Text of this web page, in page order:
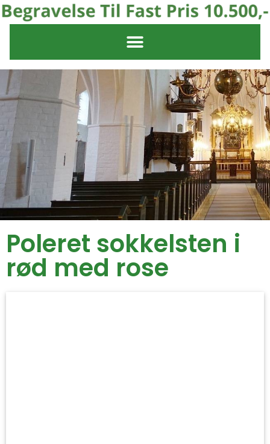
Poleret sokkelsten i
rød med rose